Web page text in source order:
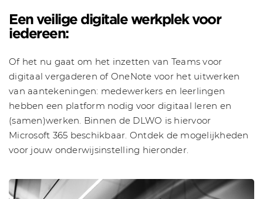
Een veilige digitale werkplek voor
iedereen:
Of het nu gaat om het inzetten van Teams voor
digitaal vergaderen of OneNote voor het uitwerken
van aantekeningen: medewerkers en leerlingen
hebben een platform nodig voor digitaal leren en
(samen)werken. Binnen de DLWO is hiervoor
Microsoft 365 beschikbaar. Ontdek de mogelijkheden
voor jouw onderwijsinstelling hieronder.